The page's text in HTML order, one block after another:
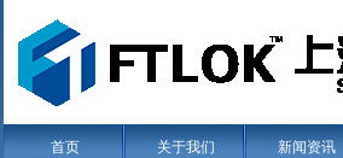
首页 关于我们 新闻资讯